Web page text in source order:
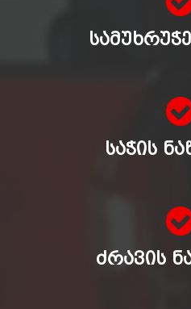
ᲡᲐᲭᲘᲡ
ᲫᲠᲐᲕᲘᲡ